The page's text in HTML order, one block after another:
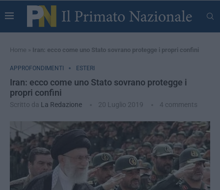
Home » Iran: ecco come uno Stato sovrano protegge i propri confini
APPROFONDIMENTI ESTERI
Iran: ecco come uno Stato sovrano protegge i
propri confini
Scritto da La Redazione 20 Luglio 2019 4 comments